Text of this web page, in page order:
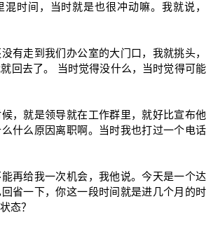
时间，当时就是也很冲动嘛。我就说，
有走到我们办公室的大门口，我就挑头，
回去了。 当时觉得没什么，当时觉得可能
，就是领导就在工作群里，就好比宣布他
什么原因离职啊。当时我也打过一个电话
再给我一次机会，我他说。今天是一个达
省一下，你这一段时间就是进几个月的时
态？